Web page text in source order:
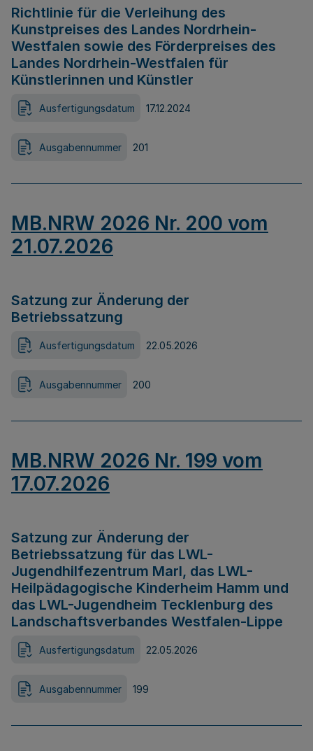
Richtlinie für die Verleihung des
Kunstpreises des Landes Nordrhein-
Westfalen sowie des Förderpreises des
Landes Nordrhein-Westfalen für
Künstlerinnen und Künstler
Ausfertigungsdatum 17.12.2024
Ausgabennummer 201
MB.NRW 2026 Nr. 200 vom
21.07.2026
Satzung zur Änderung der
Betriebssatzung
Ausfertigungsdatum 22.05.2026
Ausgabennummer 200
MB.NRW 2026 Nr. 199 vom
17.07.2026
Satzung zur Änderung der
Betriebssatzung für das LWL-
Jugendhilfezentrum Marl, das LWL-
Heilpädagogische Kinderheim Hamm und
das LWL-Jugendheim Tecklenburg des
Landschaftsverbandes Westfalen-Lippe
Ausfertigungsdatum 22.05.2026
Ausgabennummer 199